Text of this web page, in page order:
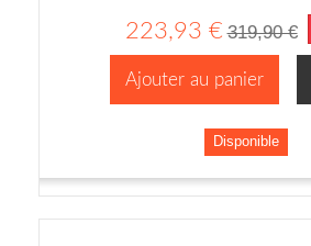
223,93 € 319,90 €
Ajouter au panier
Disponible